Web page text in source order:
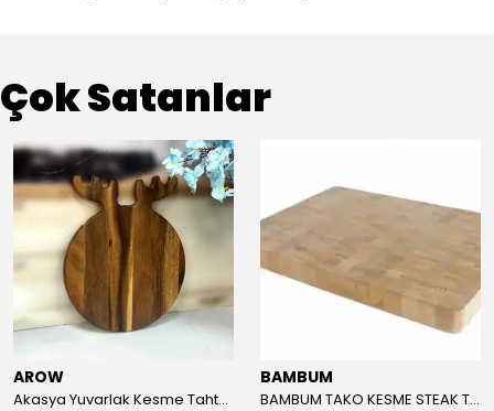
Çok Satanlar
AROW
Akasya Yuvarlak Kesme Tahtası 25 Cm
BAMBUM
BAMBUM TAKO KESME STEAK TAHTASI